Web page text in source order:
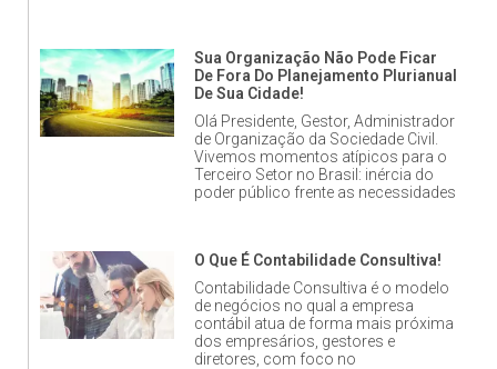
Sua Organização Não Pode Ficar
De Fora Do Planejamento Plurianual
De Sua Cidade!
Olá Presidente, Gestor, Administrador
de Organização da Sociedade Civil.
Vivemos momentos atípicos para o
Terceiro Setor no Brasil: inércia do
poder público frente as necessidades
O Que É Contabilidade Consultiva!
Contabilidade Consultiva é o modelo
de negócios no qual a empresa
contábil atua de forma mais próxima
dos empresários, gestores e
diretores, com foco no